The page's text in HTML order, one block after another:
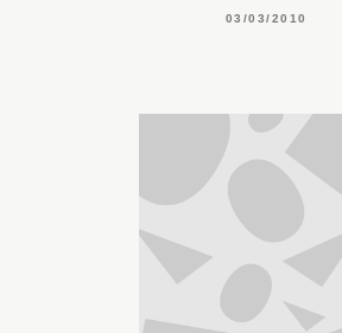
03/03/2010